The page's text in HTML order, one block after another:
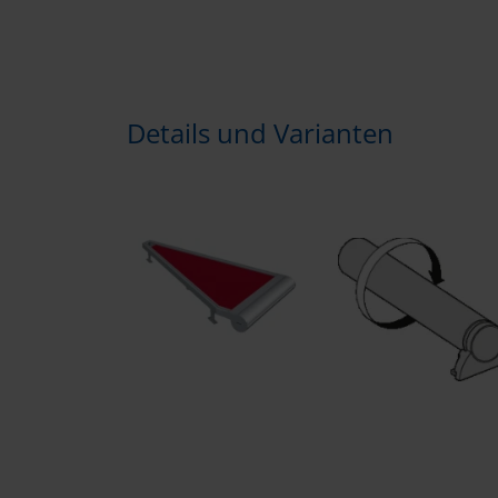
Details und Varianten